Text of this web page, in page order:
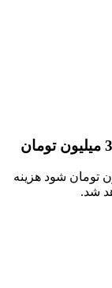
حساب شما بالای 3 میلیون تومان شود هزینه
شد.